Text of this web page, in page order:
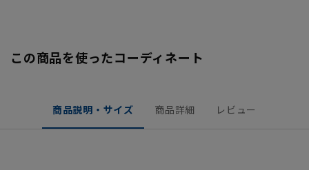
この商品を使ったコーディネート
商品説明・サイズ 商品詳細 レビュー